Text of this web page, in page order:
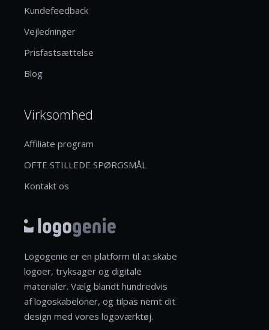
Kundefeedback
Vejledninger
Prisfastsættelse
Blog
Virksomhed
Affiliate program
OFTE STILLEDE SPØRGSMÅL
Kontakt os
Logogenie er en platform til at skabe
logoer, tryksager og digitale
materialer. Vælg blandt hundredvis
af logoskabeloner, og tilpas nemt dit
design med vores logoværktøj.